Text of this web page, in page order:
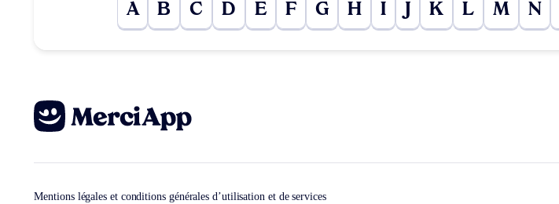
A B C D E F G H I J K L M N
Mentions légales et conditions générales d’utilisation et de services